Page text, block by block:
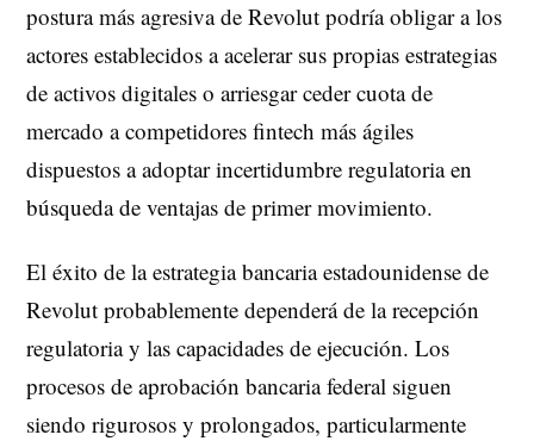
postura más agresiva de Revolut podría obligar a los
actores establecidos a acelerar sus propias estrategias
de activos digitales o arriesgar ceder cuota de
mercado a competidores fintech más ágiles
dispuestos a adoptar incertidumbre regulatoria en
búsqueda de ventajas de primer movimiento.
El éxito de la estrategia bancaria estadounidense de
Revolut probablemente dependerá de la recepción
regulatoria y las capacidades de ejecución. Los
procesos de aprobación bancaria federal siguen
siendo rigurosos y prolongados, particularmente